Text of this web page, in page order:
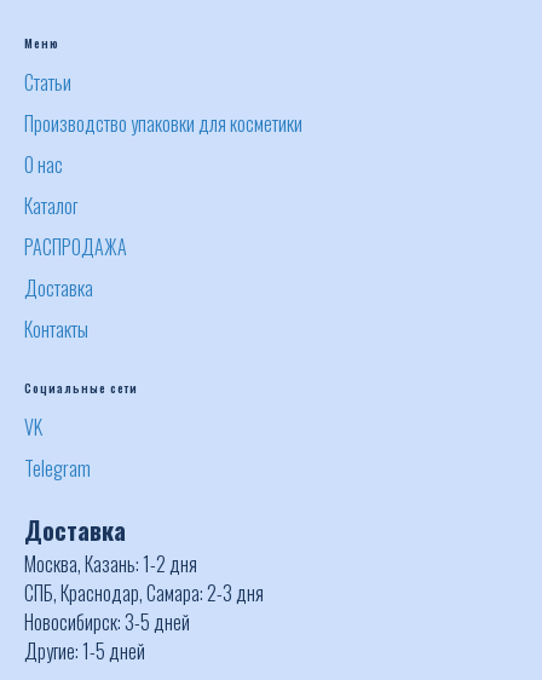
Меню
Статьи
Производство упаковки для косметики
О нас
Каталог
РАСПРОДАЖА
Доставка
Контакты
Социальные сети
VK
Telegram
Доставка
Москва, Казань: 1-2 дня
СПБ, Краснодар, Самара: 2-3 дня
Новосибирск: 3-5 дней
Другие: 1-5 дней